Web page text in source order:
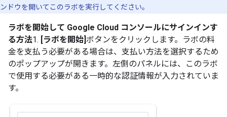
ンドウを開いてこのラボを実行してください。
ラボを開始して Google Cloud コンソールにサインインす
る方法1. [ラボを開始] ボタンをクリックします。ラボの料
金を支払う必要がある場合は、支払い方法を選択するため
のポップアップが開きます。左側のパネルには、このラボ
で使用する必要がある一時的な認証情報が入力されていま
す。